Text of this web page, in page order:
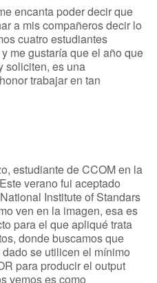
encanta poder decir que
a mis compañeros decir lo
cuatro estudiantes
me gustaría que el año que
soliciten, es una
trabajar en tan
estudiante de CCOM en la
verano fui aceptado
Institute of Standars
ven en la imagen, esa es
para el que apliqué trata
donde buscamos que
se utilicen el mínimo
para producir el output
vemos es como